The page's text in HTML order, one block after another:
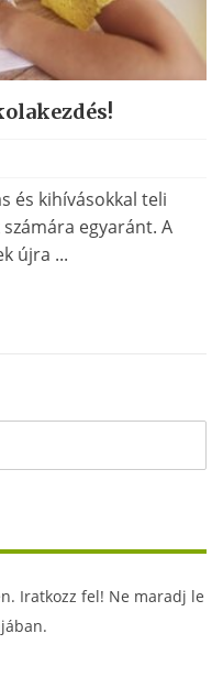
és kihívásokkal teli
egyaránt. A
újra ...
Iratkozz fel! Ne maradj le